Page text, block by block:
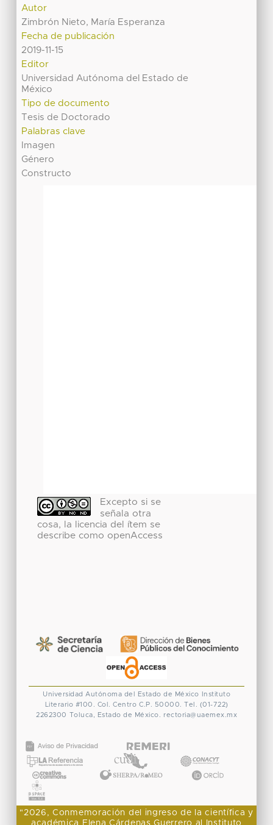
Autor
Zimbrón Nieto, María Esperanza
Fecha de publicación
2019-11-15
Editor
Universidad Autónoma del Estado de
México
Tipo de documento
Tesis de Doctorado
Palabras clave
Imagen
Género
Constructo
Excepto si se
señala otra
cosa, la licencia del ítem se
describe como openAccess
Universidad Autónoma del Estado de México
Instituto
Literario #100. Col. Centro C.P. 50000. Tel. (01-722)
2262300 Toluca, Estado de México. rectoria@uaemex.mx
"2026, Conmemoración del ingreso de la científica y
académica Elena Cárdenas Guerrero al Instituto